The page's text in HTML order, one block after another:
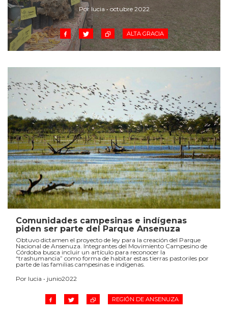
Por lucia • octubre 2022
ALTA GRACIA
Comunidades campesinas e indígenas
piden ser parte del Parque Ansenuza
Obtuvo dictamen el proyecto de ley para la creación del Parque
Nacional de Ansenuza. Integrantes del Movimiento Campesino de
Córdoba busca incluir un artículo para reconocer la
“trashumancia” como forma de habitar estas tierras pastoriles por
parte de las familias campesinas e indígenas.
Por lucia • junio2022
REGIÓN DE ANSENUZA